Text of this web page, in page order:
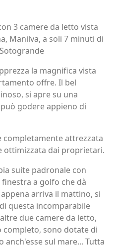
3 camere da letto vista
Manilva, a soli 7 minuti di
la magnifica vista
offre. Il bel
si apre su una
godere appieno di
completamente attrezzata
ottimizzata dai proprietari.
suite padronale con
a golfo che dà
arriva il mattino, si
questa incomparabile
due camere da letto,
completo, sono dotate di
anch'esse sul mare... Tutta